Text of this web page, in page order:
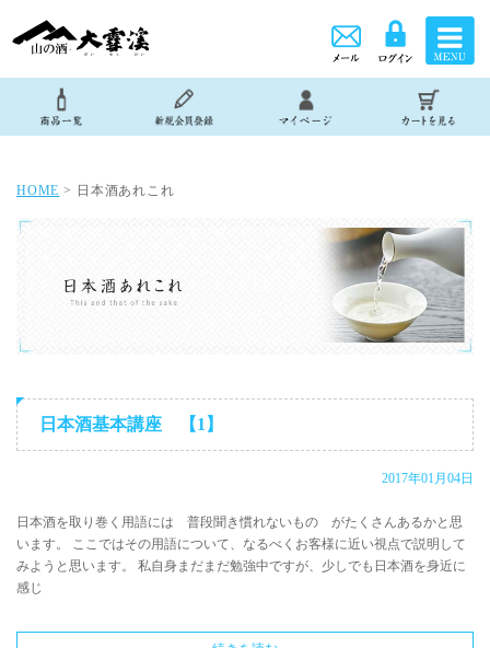
HOME > 日本酒あれこれ
日本酒基本講座 【1】
2017年01月04日
日本酒を取り巻く用語には 普段聞き慣れないもの がたくさんあるかと思
います。 ここではその用語について、なるべくお客様に近い視点で説明して
みようと思います。 私自身まだまだ勉強中ですが、少しでも日本酒を身近に
感じ